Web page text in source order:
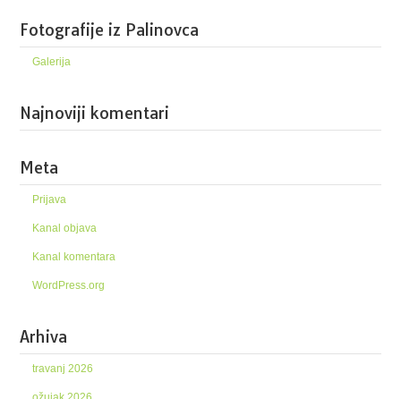
Fotografije iz Palinovca
Galerija
Najnoviji komentari
Meta
Prijava
Kanal objava
Kanal komentara
WordPress.org
Arhiva
travanj 2026